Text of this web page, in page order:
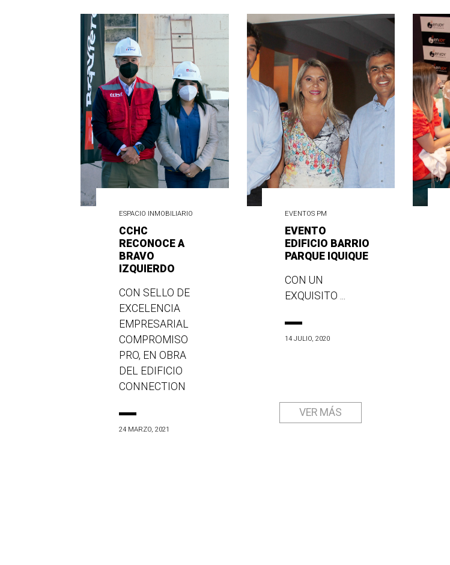
ESPACIO INMOBILIARIO
CCHC
RECONOCE A
BRAVO
IZQUIERDO
CON SELLO DE
EXCELENCIA
EMPRESARIAL
COMPROMISO
PRO, EN OBRA
DEL EDIFICIO
CONNECTION
24 MARZO, 2021
EVENTOS PM
EVENTO
EDIFICIO BARRIO
PARQUE IQUIQUE
CON UN
EXQUISITO ...
14 JULIO, 2020
VER MÁS